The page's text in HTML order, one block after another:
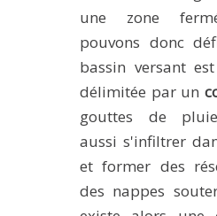
une zone
pouvons donc
bassin versant
délimitée par un
gouttes de
aussi s'infiltrer
et former des
des nappes